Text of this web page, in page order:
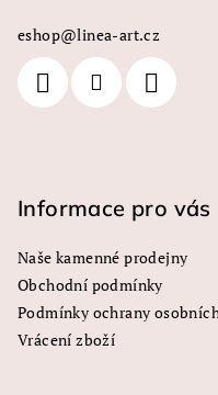
eshop@linea-art.cz
Informace pro vás
Naše kamenné prodejny
Obchodní podmínky
Podmínky ochrany
Vrácení zboží